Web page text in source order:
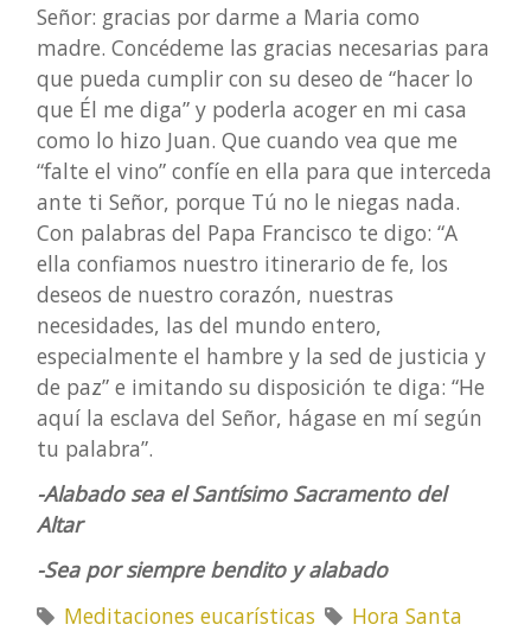
Señor: gracias por darme a Maria como
madre. Concédeme las gracias necesarias para
que pueda cumplir con su deseo de “hacer lo
que Él me diga” y poderla acoger en mi casa
como lo hizo Juan. Que cuando vea que me
“falte el vino” confíe en ella para que interceda
ante ti Señor, porque Tú no le niegas nada.
Con palabras del Papa Francisco te digo: “A
ella confiamos nuestro itinerario de fe, los
deseos de nuestro corazón, nuestras
necesidades, las del mundo entero,
especialmente el hambre y la sed de justicia y
de paz” e imitando su disposición te diga: “He
aquí la esclava del Señor, hágase en mí según
tu palabra”.
-Alabado sea el Santísimo Sacramento del
Altar
-Sea por siempre bendito y alabado
Meditaciones eucarísticas
Hora Santa